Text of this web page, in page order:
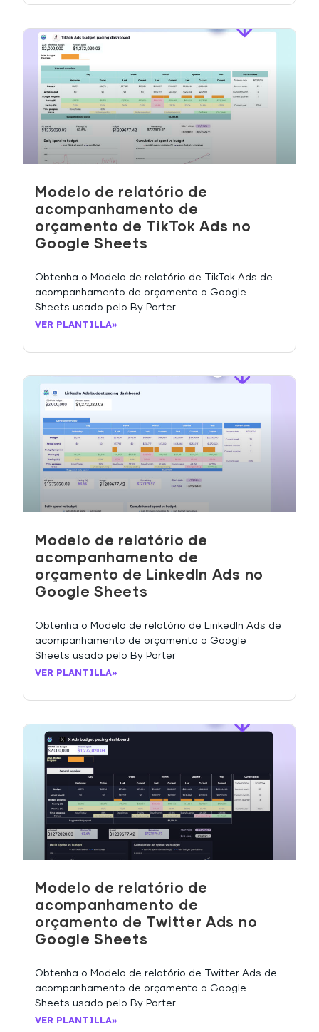
Modelo de relatório de
acompanhamento de
orçamento de TikTok Ads no
Google Sheets
Obtenha o Modelo de relatório de TikTok Ads de
acompanhamento de orçamento o Google
Sheets usado pelo By Porter
VER PLANTILLA»
Modelo de relatório de
acompanhamento de
orçamento de LinkedIn Ads no
Google Sheets
Obtenha o Modelo de relatório de LinkedIn Ads de
acompanhamento de orçamento o Google
Sheets usado pelo By Porter
VER PLANTILLA»
Modelo de relatório de
acompanhamento de
orçamento de Twitter Ads no
Google Sheets
Obtenha o Modelo de relatório de Twitter Ads de
acompanhamento de orçamento o Google
Sheets usado pelo By Porter
VER PLANTILLA»